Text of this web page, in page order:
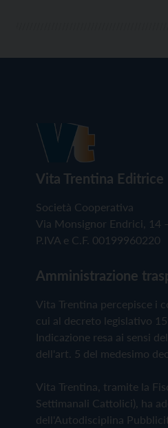
Vita Trentina Editrice
Società Cooperativa
Via Monsignor Endrici, 14
P.IVA e C.F. 00199960220
Amministrazione
Vita Trentina percepisce i
cui al decreto legislativo
Indicazione resa ai sensi
dell'art. 5 del medesimo
Vita Trentina, tramite la
Settimanali Cattolici), ha
dell'Autodisciplina